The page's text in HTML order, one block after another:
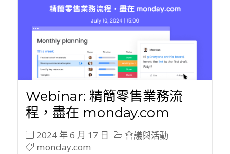
Webinar: 精簡零售業務流
程，盡在 monday.com
2024 年 6 月 17 日
會議與活動
monday.com